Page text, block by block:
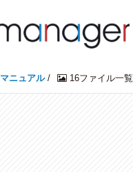
ニュアル/ 16ファイル一覧